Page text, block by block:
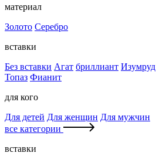
материал
Золото Серебро
вставки
Без вставки Агат бриллиант Изумруд
Топаз Фианит
для кого
Для детей Для женщин Для мужчин
все категории
вставки